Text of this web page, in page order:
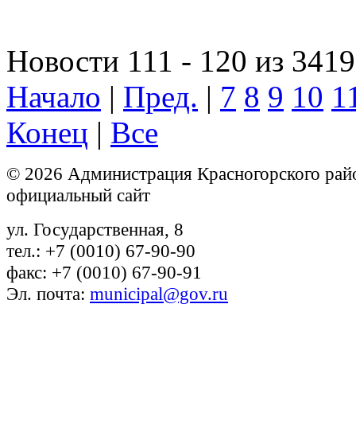
Новости 111 - 120 из 3419
Начало | Пред. | 7 8 9 10
Конец | Все
© 2026 Администрация Красногорского
официальный сайт
ул. Государственная, 8
тел.: +7 (0010) 67-90-90
факс: +7 (0010) 67-90-91
Эл. почта: municipal@gov.ru